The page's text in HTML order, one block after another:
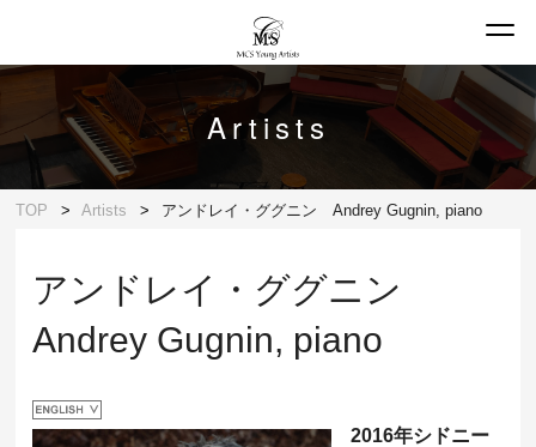
Artists
TOP Artists アンドレイ・ググニン Andrey Gugnin, piano
アンドレイ・ググニン
Andrey Gugnin, piano
2016年シドニー